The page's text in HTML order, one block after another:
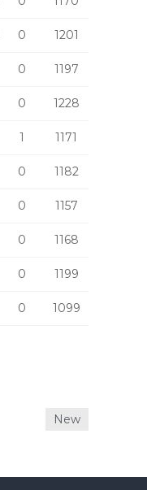
0 1201
0 1197
0 1228
1 1171
0 1182
0 1157
0 1168
0 1199
0 1099
New